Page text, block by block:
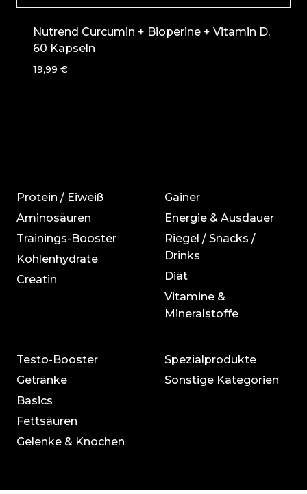
Nutrend Curcumin + Bioperine + Vitamin D,
60 Kapseln
19,99 €
Protein / Eiweiß
Aminosäuren
Trainings-Booster
Kohlenhydrate
Creatin
Gainer
Energie & Ausdauer
Riegel / Snacks /
Drinks
Diät
Vitamine &
Mineralstoffe
Testo-Booster
Getränke
Basics
Fettsäuren
Gelenke & Knochen
Spezialprodukte
Sonstige Kategorien